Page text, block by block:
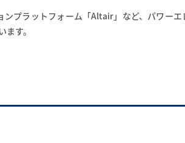
プラットフォーム「Altair」など、パワーエ
す。